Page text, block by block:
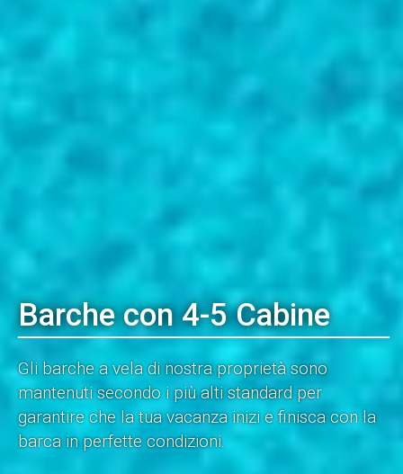
Barche con 4-5 Cabine
Gli barche a vela di nostra proprietà sono
mantenuti secondo i più alti standard per
garantire che la tua vacanza inizi e finisca con la
barca in perfette condizioni.